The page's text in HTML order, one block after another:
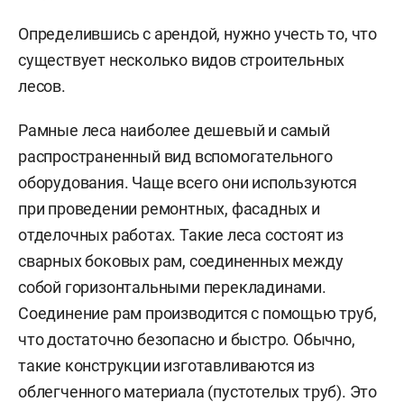
Определившись с арендой, нужно учесть то, что
существует несколько видов строительных
лесов.
Рамные леса наиболее дешевый и самый
распространенный вид вспомогательного
оборудования. Чаще всего они используются
при проведении ремонтных, фасадных и
отделочных работах. Такие леса состоят из
сварных боковых рам, соединенных между
собой горизонтальными перекладинами.
Соединение рам производится с помощью труб,
что достаточно безопасно и быстро. Обычно,
такие конструкции изготавливаются из
облегченного материала (пустотелых труб). Это